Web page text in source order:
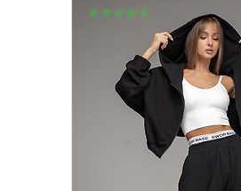
Пижама
Рубашка Толстовка
Одежда для взрослых